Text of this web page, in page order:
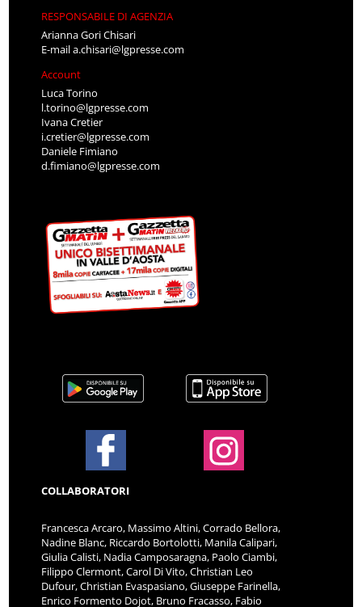
RESPONSABILE DI AGENZIA
Arianna Gori Chisari
E-maila.chisari@lgpresse.com
Account
Luca Torino
l.torino@lgpresse.com
Ivana Cretier
i.cretier@lgpresse.com
Daniele Fimiano
d.fimiano@lgpresse.com
COLLABORATORI
Francesca Arcaro, Massimo Altini, Corrado Bellora,
Nadine Blanc, Riccardo Bortolotti, Manila Calipari,
Giulia Calisti, Nadia Camposaragna, Paolo Ciambi,
Filippo Clermont, Carol Di Vito, Christian Leo
Dufour, Christian Evaspasiano, Giuseppe Farinella,
Enrico Formento Dojot, Bruno Fracasso, Fabio